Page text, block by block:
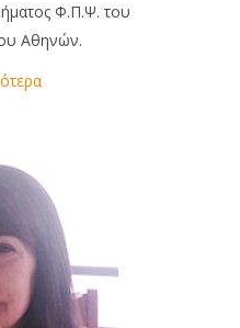
Φ.Π.Ψ. του
Αθηνών.